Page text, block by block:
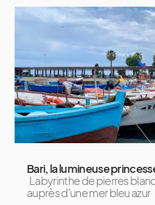
Bari, la lumineuse
Labyrinthe de pierres
auprès d'une mer bleu azur